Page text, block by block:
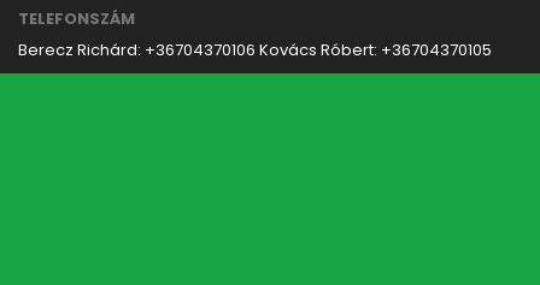
TELEFONSZÁM
Berecz Richárd: +36704370106 Kovács Róbert: +36704370105